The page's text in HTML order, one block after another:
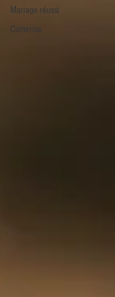
Mariage réussi
Camerise